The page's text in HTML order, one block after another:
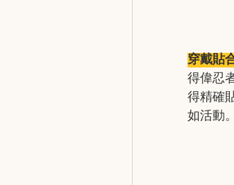
穿戴貼
得偉忍
得精確
如活動。